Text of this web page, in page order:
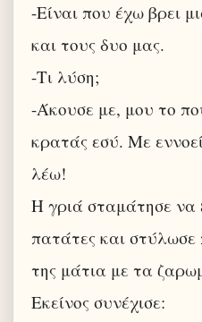
-Είναι που έχω βρει
και τους δυο μας.
-Τι λύση;
-Άκουσε με, μου το
κρατάς εσύ. Με
λέω!
Η γριά σταμάτησε να
πατάτες και
της μάτια με τα
Εκείνος συνέχισε: